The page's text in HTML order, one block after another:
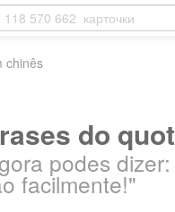
chinês
do
podes
facilmente!"